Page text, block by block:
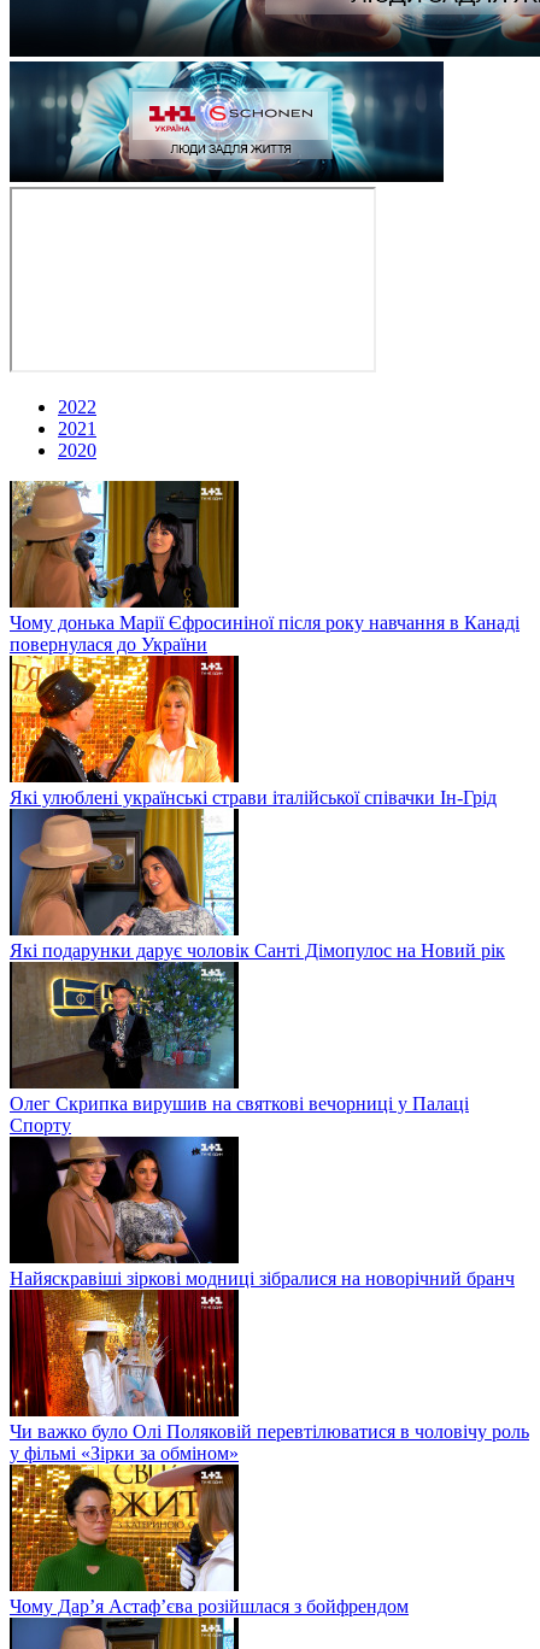
2022
2021
2020
Чому донька Марії Єфросиніної після року навчання в Канаді
повернулася до України
Які улюблені українські страви італійської співачки Ін-Грід
Які подарунки дарує чоловік Санті Дімопулос на Новий рік
Олег Скрипка вирушив на святкові вечорниці у Палаці
Спорту
Найяскравіші зіркові модниці зібралися на новорічний бранч
Чи важко було Олі Поляковій перевтілюватися в чоловічу роль
у фільмі «Зірки за обміном»
Чому Дар’я Астаф’єва розійшлася з бойфрендом